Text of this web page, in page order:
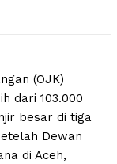
(OJK)
dari 103.000
besar di tiga
Dewan
di Aceh,